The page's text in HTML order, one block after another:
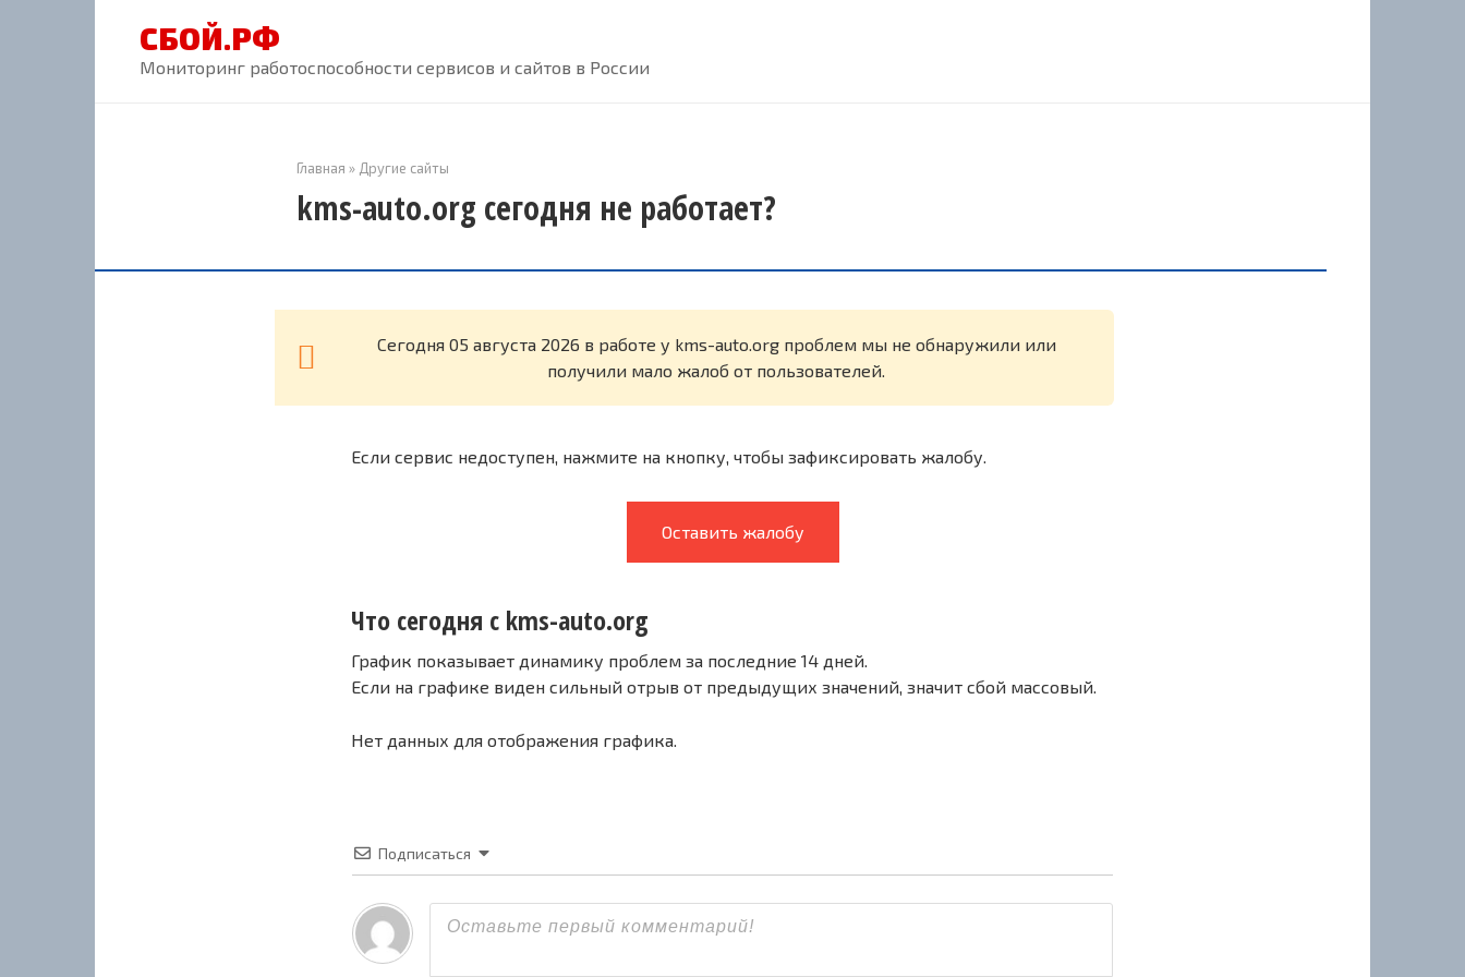
СБОЙ.РФ
Мониторинг работоспособности сервисов и сайтов в России
Главная » Другие сайты
kms-auto.org сегодня не работает?
Cегодня 05 августа 2026 в работе у kms-auto.org проблем мы не обнаружили или
получили мало жалоб от пользователей.
Если сервис недоступен, нажмите на кнопку, чтобы зафиксировать жалобу.
Оставить жалобу
Что сегодня с kms-auto.org
График показывает динамику проблем за последние 14 дней.
Если на графике виден сильный отрыв от предыдущих значений, значит сбой массовый.
Нет данных для отображения графика.
Подписаться